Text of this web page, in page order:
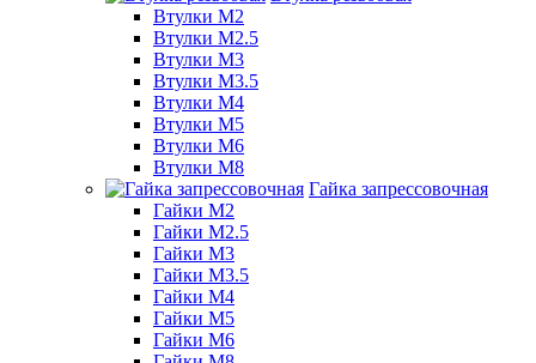
Втулки М2
Втулки М2.5
Втулки М3
Втулки М3.5
Втулки М4
Втулки М5
Втулки М6
Втулки М8
Гайка запрессовочная
Гайки М2
Гайки М2.5
Гайки М3
Гайки М3.5
Гайки М4
Гайки М5
Гайки М6